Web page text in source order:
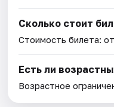
Сколько стоит
Стоимость билета:
Есть ли
Возрастное